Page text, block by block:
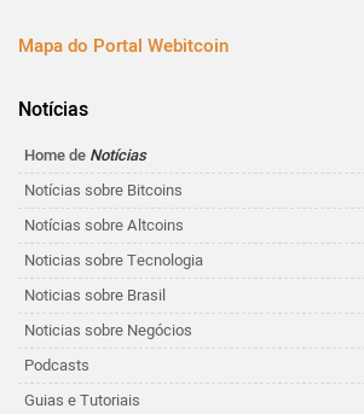
Mapa do Portal Webitcoin
Notícias
Home de Notícias
Notícias sobre Bitcoins
Notícias sobre Altcoins
Noticias sobre Tecnologia
Noticias sobre Brasil
Noticias sobre Negócios
Podcasts
Guias e Tutoriais